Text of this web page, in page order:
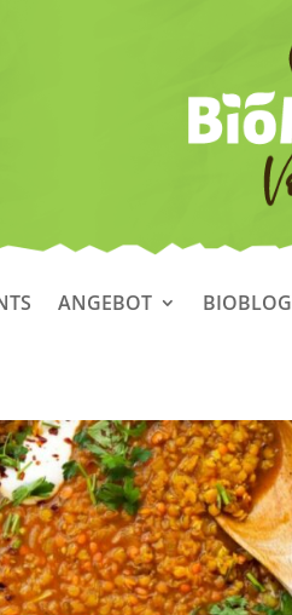
ANGEBOT BIOBLOG